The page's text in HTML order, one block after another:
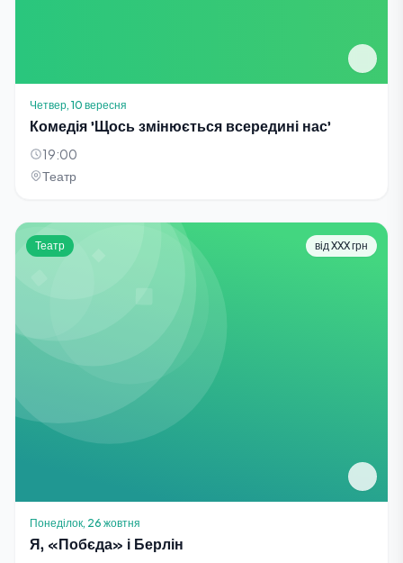
Четвер, 10 вересня
Комедія 'Щось змінюється всередині нас'
19:00
Театр
Театр від XXX грн
Понеділок, 26 жовтня
Я, «Побєда» і Берлін